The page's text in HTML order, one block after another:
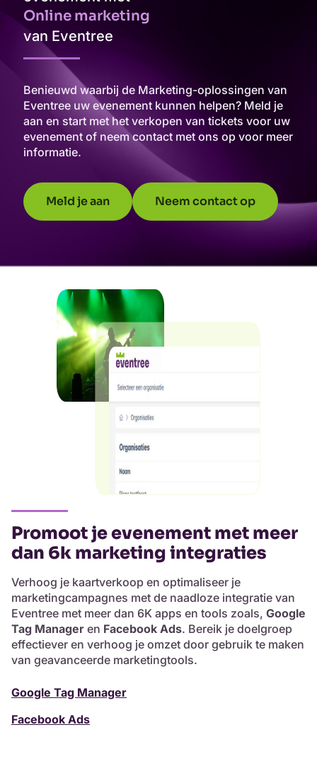
Online marketing
van Eventree
Benieuwd waarbij de Marketing-oplossingen van
Eventree uw evenement kunnen helpen? Meld je
aan en start met het verkopen van tickets voor uw
evenement of neem contact met ons op voor meer
informatie.
Meld je aan Neem contact op
Promoot je evenement met meer
dan 6k marketing integraties
Verhoog je kaartverkoop en optimaliseer je
marketingcampagnes met de naadloze integratie van
Eventree met meer dan 6K apps en tools zoals, Google
Tag Manager en Facebook Ads. Bereik je doelgroep
effectiever en verhoog je omzet door gebruik te maken
van geavanceerde marketingtools.
Google Tag Manager
Facebook Ads